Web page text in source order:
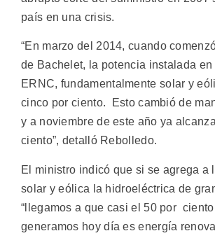
país en una crisis.
“En marzo del 2014, cuando
de Bachelet, la potencia instalada
ERNC, fundamentalmente solar y
cinco por ciento. Esto cambió de
y a noviembre de este año ya
ciento”, detalló Rebolledo.
El ministro indicó que si se agrega a
solar y eólica la hidroeléctrica de
“llegamos a que casi el 50 por
generamos hoy día es energía